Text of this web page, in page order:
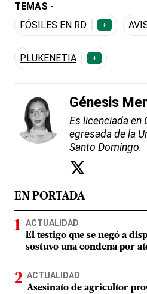
TEMAS -
FÓSILES EN RD
+
PLUKENETIA +
Génesis
Es licenciada en
egresada de la
Santo Domingo.
EN PORTADA
ACTUALIDAD
El testigo que se negó a
sostuvo una condena por
ACTUALIDAD
Asesinato de agricultor